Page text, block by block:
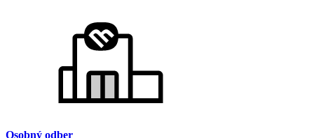
Osobný odber